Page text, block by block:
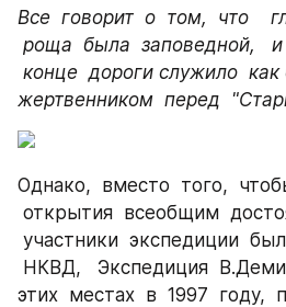
Все  говорит  о  том,  что
роща  была  заповедной,
конце  дороги служило
жертвенником  перед
Однако,  вместо  того,
открытия  всеобщим
участники  экспедиции
НКВД,   Экспедиция
этих  местах  в  1997  году,